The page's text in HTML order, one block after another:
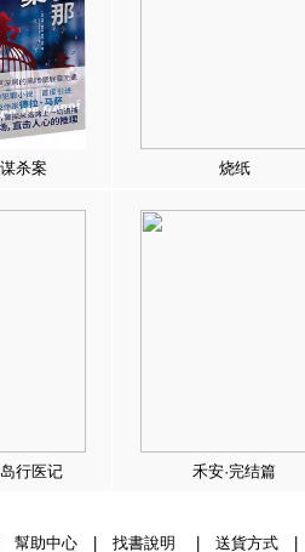
杀案 烧纸
行医记 禾安·完结篇
幫助中心| 找書說明 送貨方式|